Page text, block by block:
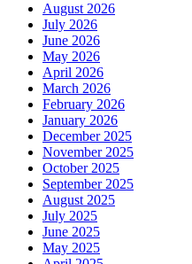
August 2026
July 2026
June 2026
May 2026
April 2026
March 2026
February 2026
January 2026
December 2025
November 2025
October 2025
September 2025
August 2025
July 2025
June 2025
May 2025